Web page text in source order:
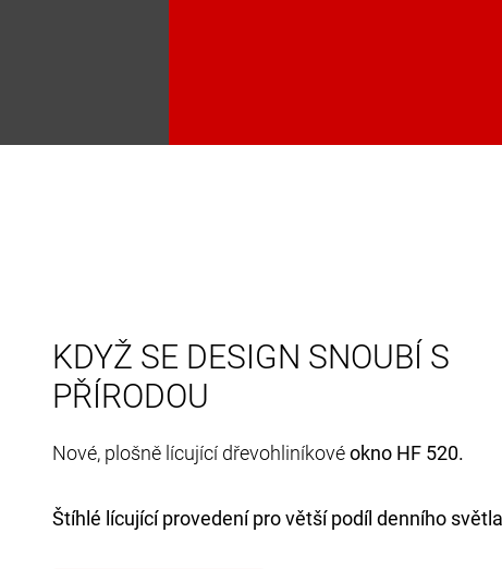
KDYŽ SE DESIGN SNOUBÍ S
PŘÍRODOU
Nové, plošně lícující dřevohliníkovéokno HF 520.
Štíhlé lícující provedení pro větší podíl denního